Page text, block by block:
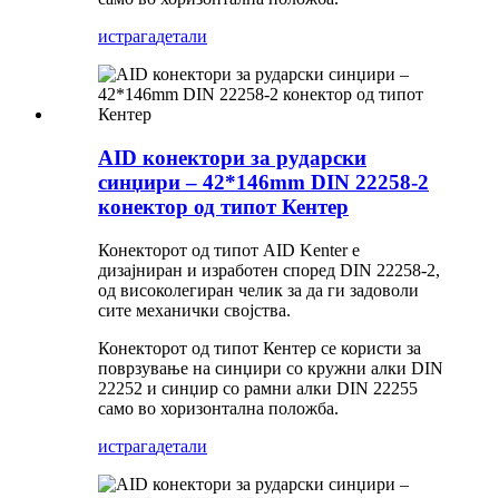
истрагадетали
AID конектори за рударски
синџири – 42*146mm DIN 22258-2
конектор од типот Кентер
Конекторот од типот AID Kenter е
дизајниран и изработен според DIN 22258-2,
од високолегиран челик за да ги задоволи
сите механички својства.
Конекторот од типот Кентер се користи за
поврзување на синџири со кружни алки DIN
22252 и синџир со рамни алки DIN 22255
само во хоризонтална положба.
истрагадетали